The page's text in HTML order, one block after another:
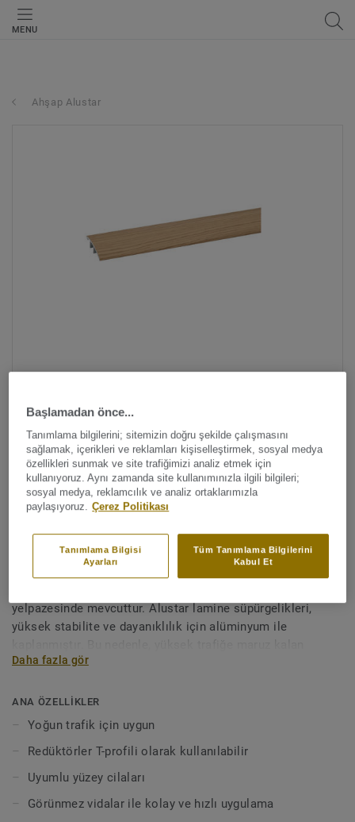
MENU
Ahşap Alustar
Tüm renkleri görüntüleyin (39)
Aksesuarlar
Ahşap Alustar - OAK
yelpazesinde mevcuttur. Alustar lamine süpürgelikleri,
yüksek stabilite ve dayanıklılık için alüminyum ile
alanlarda zemin yüksekliklerini birleştirmek için uygundur.
farklılıklar görülebilir.
Daha fazla gör
ANA ÖZELLİKLER
Yoğun trafik için uygun
Redüktörler T-profili olarak kullanılabilir
Uyumlu yüzey cilaları
Görünmez vidalar ile kolay ve hızlı uygulama
Başlamadan önce...
Tanımlama bilgilerini; sitemizin doğru şekilde çalışmasını
sağlamak, içerikleri ve reklamları kişiselleştirmek, sosyal medya
özellikleri sunmak ve site trafiğimizi analiz etmek için
kullanıyoruz. Aynı zamanda site kullanımınızla ilgili bilgileri;
sosyal medya, reklamcılık ve analiz ortaklarımızla
paylaşıyoruz. Çerez Politikası
Tüm Tanımlama Bilgilerini
Kabul Et
Tanımlama Bilgisi
Ayarları